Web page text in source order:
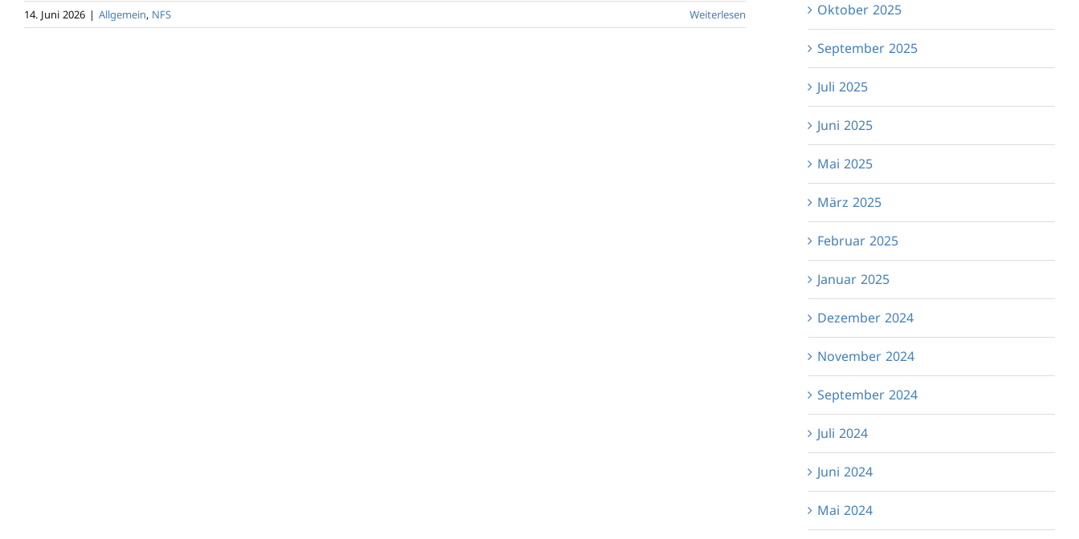
14. Juni 2026 | Allgemein, NFS Weiterlesen Oktober 2025
September 2025
Juli 2025
Juni 2025
Mai 2025
März 2025
Februar 2025
Januar 2025
Dezember 2024
November 2024
September 2024
Juli 2024
Juni 2024
Mai 2024